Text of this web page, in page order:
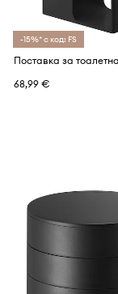
-15%* с код: FS
68,99 €